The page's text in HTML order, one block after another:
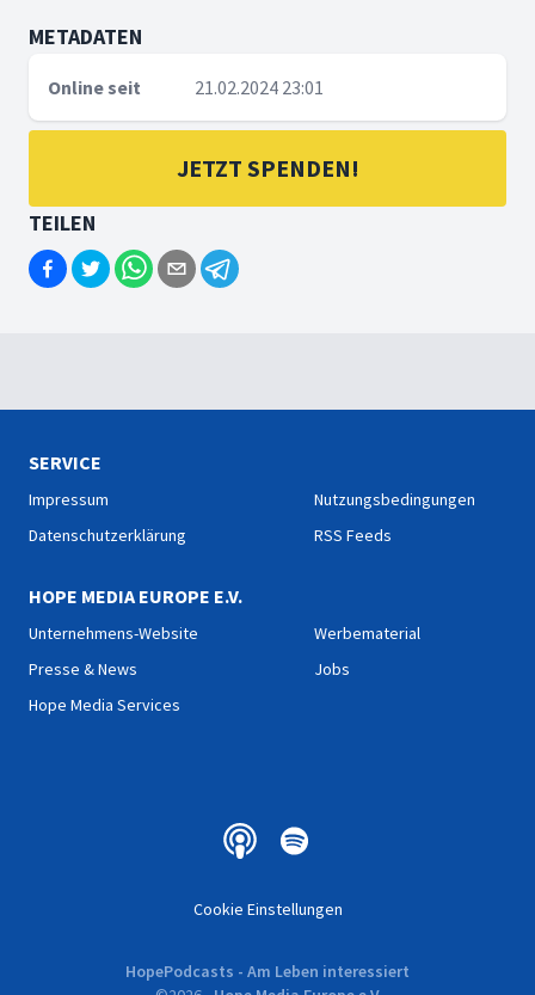
METADATEN
Online seit 21.02.2024 23:01
JETZT SPENDEN!
TEILEN
SERVICE
Impressum
Datenschutzerklärung
Nutzungsbedingungen
RSS Feeds
HOPE MEDIA EUROPE E.V.
Unternehmens-Website
Presse & News
Hope Media Services
Werbematerial
Jobs
Cookie Einstellungen
HopePodcasts - Am Leben interessiert